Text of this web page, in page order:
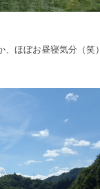
ほぼお昼寝気分（笑）